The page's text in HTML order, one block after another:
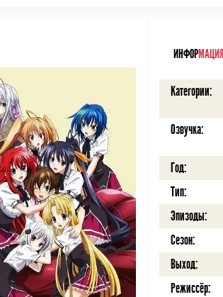
ИНФОРМАЦИЯ
Категории:
Озвучка:
Год:
Тип:
Эпизоды:
Сезон:
Выход:
Режиссёр: